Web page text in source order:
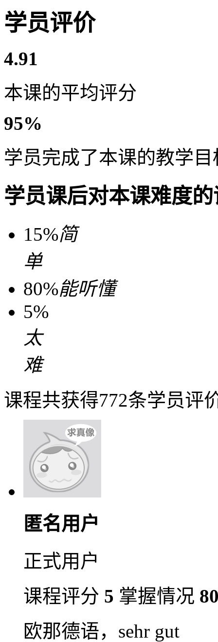
学员评价
4.91
本课的平均评分
95%
学员完成了本课的教学目
学员课后对本课难度
15%简
单
80%能听懂
5%
太
难
课程共获得772条学员评
匿名用户
正式用户
课程评分 5 掌握情况
欧那德语，sehr gut